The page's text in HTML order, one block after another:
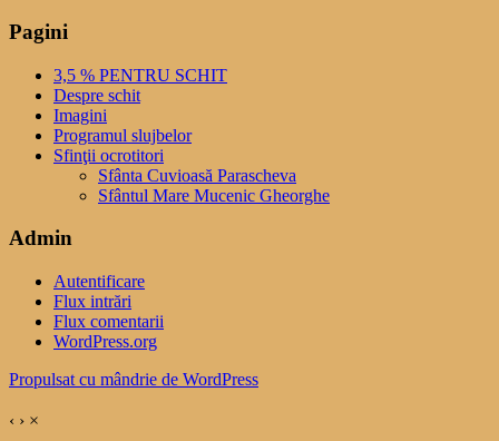
Pagini
3,5 % PENTRU SCHIT
Despre schit
Imagini
Programul slujbelor
Sfinţii ocrotitori
Sfânta Cuvioasă Parascheva
Sfântul Mare Mucenic Gheorghe
Admin
Autentificare
Flux intrări
Flux comentarii
WordPress.org
Propulsat cu mândrie de WordPress
‹ › ×